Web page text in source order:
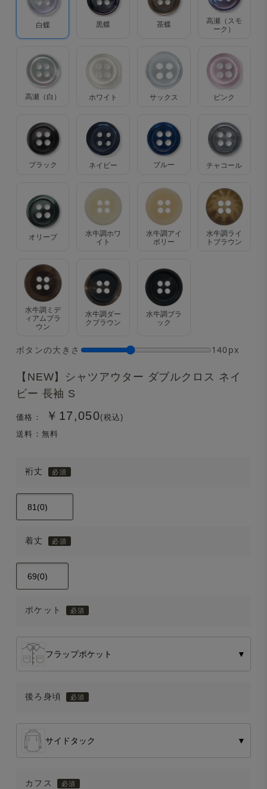
【NEW】シャツアウター ダブルクロス ネイ
ビー 長袖 S
価格： ￥17,050(税込)
送料：無料
裄丈
着丈
ポケット
フラップポケット ▼
後ろ身頃
サイドタック ▼
カフス
白蝶 黒蝶 茶蝶
高瀬（スモ
ーク）
高瀬（白） ホワイト サックス ピンク
ブラック ネイビー ブルー チャコール
オリーブ
水牛調ホワ
イト
水牛調アイ
ボリー
水牛調ライ
トブラウン
水牛調ミデ
ィアムブラ
ウン
水牛調ダー
クブラウン
水牛調ブラ
ック
ボタンの大きさ 140px